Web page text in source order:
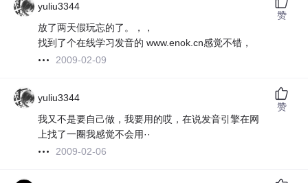
yuliu3344
放了两天假玩忘的了。，，
找到了个在线学习发音的 www.enok.cn感觉不错，
2009-02-09
赞
yuliu3344
我又不是要自己做，我要用的哎，在说发音引擎在网
上找了一圈我感觉不会用··
2009-02-06
赞